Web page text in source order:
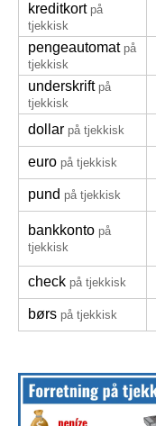
kreditkort på
tjekkisk
pengeautomat på
tjekkisk
underskrift på
tjekkisk
dollar på tjekkisk
euro på tjekkisk
pund på tjekkisk
bankkonto på
tjekkisk
check på tjekkisk
børs på tjekkisk